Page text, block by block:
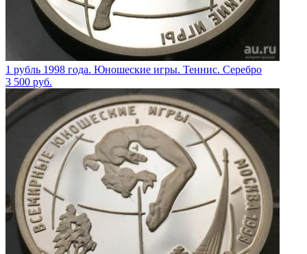
1 рубль 1998 года. Юношеские игры. Теннис. Серебро
3 500 руб.